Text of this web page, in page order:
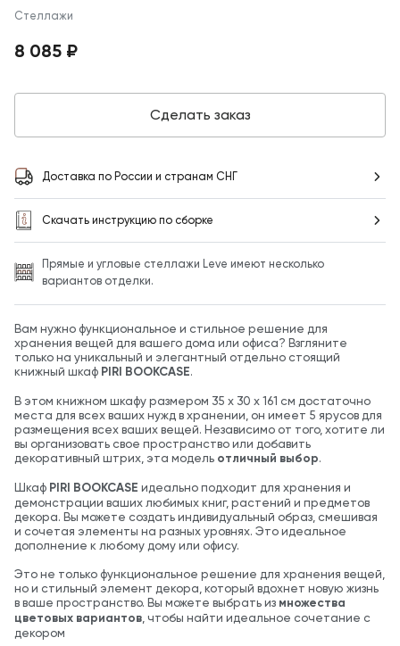
Стеллажи
8 085 ₽
Сделать заказ
Доставка по России и странам СНГ
Скачать инструкцию по сборке
Прямые и угловые стеллажи Leve имеют несколько
вариантов отделки.
Вам нужно функциональное и стильное решение для
хранения вещей для вашего дома или офиса? Взгляните
только на уникальный и элегантный отдельно стоящий
книжный шкаф PIRI BOOKCASE.
В этом книжном шкафу размером 35 х 30 х 161 см достаточно
места для всех ваших нужд в хранении, он имеет 5 ярусов для
размещения всех ваших вещей. Независимо от того, хотите ли
вы организовать свое пространство или добавить
декоративный штрих, эта модель отличный выбор.
Шкаф PIRI BOOKCASE идеально подходит для хранения и
демонстрации ваших любимых книг, растений и предметов
декора. Вы можете создать индивидуальный образ, смешивая
и сочетая элементы на разных уровнях. Это идеальное
дополнение к любому дому или офису.
Это не только функциональное решение для хранения вещей,
но и стильный элемент декора, который вдохнет новую жизнь
в ваше пространство. Вы можете выбрать из множества
цветовых вариантов , чтобы найти идеальное сочетание с
декором